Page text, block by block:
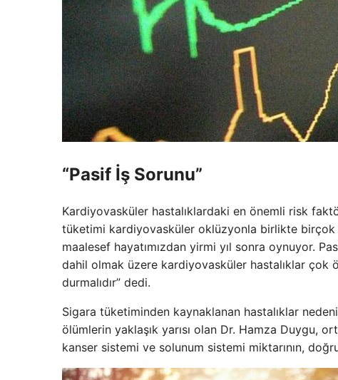
“Pasif İş Sorunu”
Kardiyovasküler hastalıklardaki en önemli risk
tüketimi kardiyovasküler oklüzyonla birlikte birçok
maalesef hayatımızdan yirmi yıl sonra oynuyor.
dahil olmak üzere kardiyovasküler hastalıklar çok
durmalıdır” dedi.
Sigara tüketiminden kaynaklanan hastalıklar
ölümlerin yaklaşık yarısı olan Dr. Hamza Duygu,
kanser sistemi ve solunum sistemi miktarının,